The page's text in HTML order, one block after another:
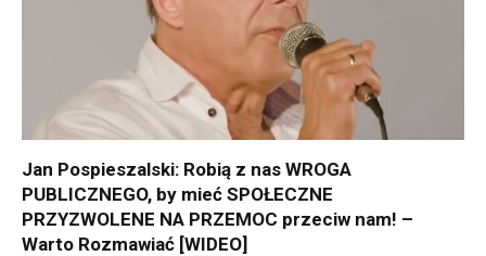
Jan Pospieszalski: Robią z nas WROGA
PUBLICZNEGO, by mieć SPOŁECZNE
PRZYZWOLENE NA PRZEMOC przeciw nam! –
Warto Rozmawiać [WIDEO]